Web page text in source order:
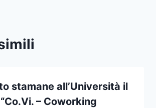
stamane all’Università il
– Coworking